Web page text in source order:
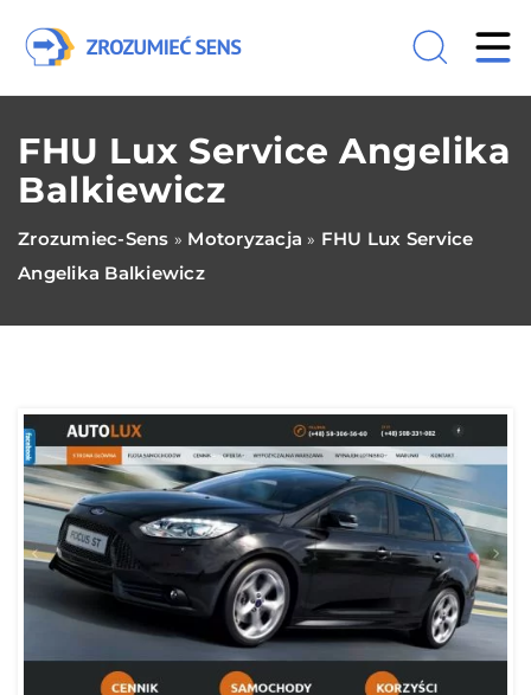
FHU Lux Service Angelika
Balkiewicz
Zrozumiec-Sens » Motoryzacja » FHU Lux Service
Angelika Balkiewicz